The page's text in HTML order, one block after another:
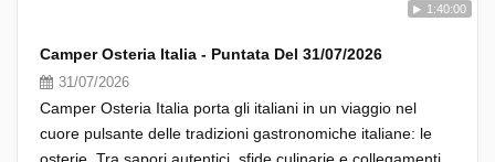
1:40:00
Camper Osteria Italia - Puntata Del 31/07/2026
31/07/2026
Camper Osteria Italia porta gli italiani in un viaggio nel
cuore pulsante delle tradizioni gastronomiche italiane: le